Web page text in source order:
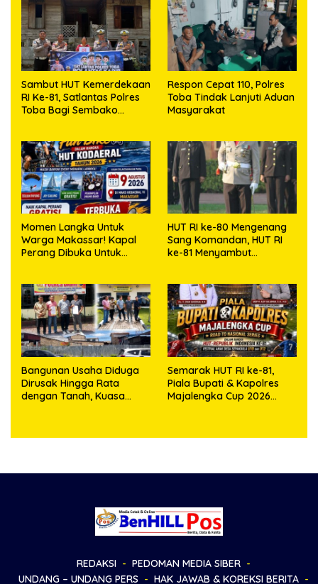
Sambut HUT Kemerdekaan
RI Ke-81, Satlantas Polres
Toba Bagi Sembako
Respon Cepat 110, Polres
Toba Tindak Lanjuti Aduan
Masyarakat
Momen Langka Untuk
Warga Makassar! Kapal
Perang Dibuka Untuk
HUT RI ke-80 Mengenang
Sang Komandan, HUT RI
ke-81 Menyambut
Bangunan Usaha Diduga
Dirusak Hingga Rata
dengan Tanah, Kuasa
Semarak HUT RI ke-81,
Piala Bupati & Kapolres
Majalengka Cup 2026
REDAKSI
PEDOMAN MEDIA SIBER
UNDANG – UNDANG PERS
HAK JAWAB & KOREKSI BERITA